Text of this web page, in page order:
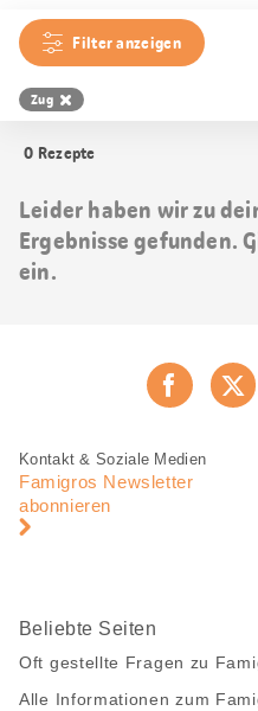
Filter anzeigen
Zug
0 Rezepte
Leider haben wir zu
Ergebnisse gefunden.
ein.
Fusszeile
Fusszeile
Navigation
Kontakt & Soziale Medien
Famigros Newsletter
abonnieren
Beliebte Seiten
Oft gestellte Fragen zu
Alle Informationen zum